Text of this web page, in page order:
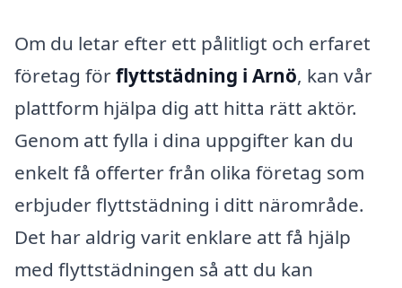
Om du letar efter ett pålitligt och erfaret
företag förflyttstädning i Arnö, kan vår
plattform hjälpa dig att hitta rätt aktör.
Genom att fylla i dina uppgifter kan du
enkelt få offerter från olika företag som
erbjuder flyttstädning i ditt närområde.
Det har aldrig varit enklare att få hjälp
med flyttstädningen så att du kan